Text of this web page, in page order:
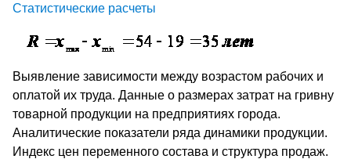
Статистические расчеты
Выявление зависимости между возрастом рабочих и
оплатой их труда. Данные о размерах затрат на гривну
товарной продукции на предприятиях города.
Аналитические показатели ряда динамики продукции.
Индекс цен переменного состава и структура продаж.